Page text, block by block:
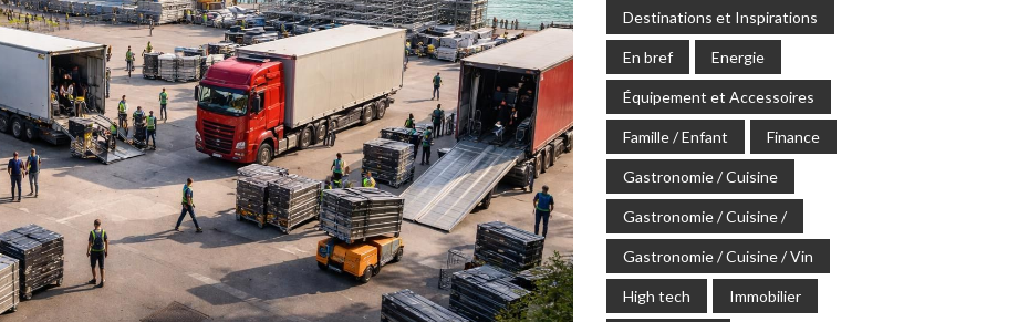
Destinations et Inspirations
En bref Energie
Équipement et Accessoires
Famille / Enfant Finance
Gastronomie / Cuisine
Gastronomie / Cuisine /
Gastronomie / Cuisine / Vin
High tech Immobilier